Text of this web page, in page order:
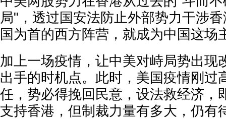
局"，透过国安法防止外部势力干涉
国为首的西方阵营，就成为中国这场
加上一场疫情，让中美对峙局势出现
出手的时机点。此时，美国疫情刚过
任，势必得挽回民意，设法救经济，
支持香港，但制裁力量有多大，仍有